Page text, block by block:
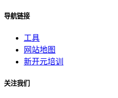
导航链接
工具
网站地图
新开元培训
关注我们